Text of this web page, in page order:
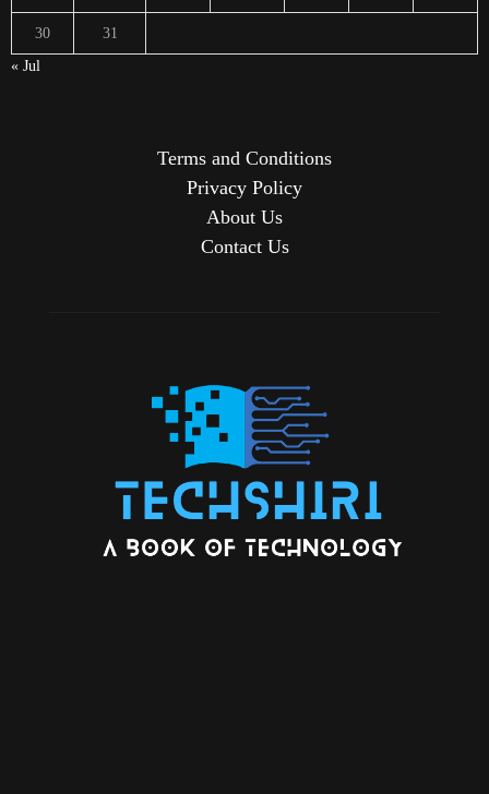
30
31
« Jul
Terms and Conditions
Privacy Policy
About Us
Contact Us